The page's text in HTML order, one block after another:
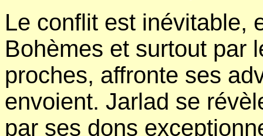
Le conflit est inévitable,
Bohèmes et surtout par
proches, affronte ses
envoient. Jarlad se
par ses dons